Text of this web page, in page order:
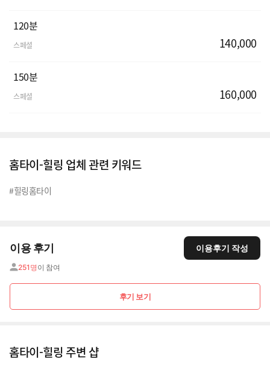
120분
스페셜 140,000
150분
스페셜 160,000
홈타이-힐링 업체 관련 키워드
#힐링홈타이
이용 후기 이용후기 작성
251명 이 참여
후기 보기
홈타이-힐링 주변 샵